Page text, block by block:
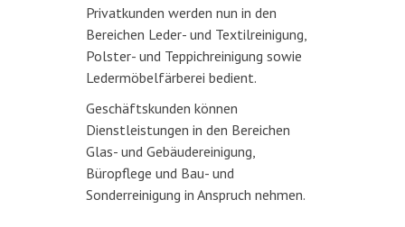
Privatkunden werden nun in den
Bereichen Leder- und Textilreinigung,
Polster- und Teppichreinigung sowie
Ledermöbelfärberei bedient.
Geschäftskunden können
Dienstleistungen in den Bereichen
Glas- und Gebäudereinigung,
Büropflege und Bau- und
Sonderreinigung in Anspruch nehmen.